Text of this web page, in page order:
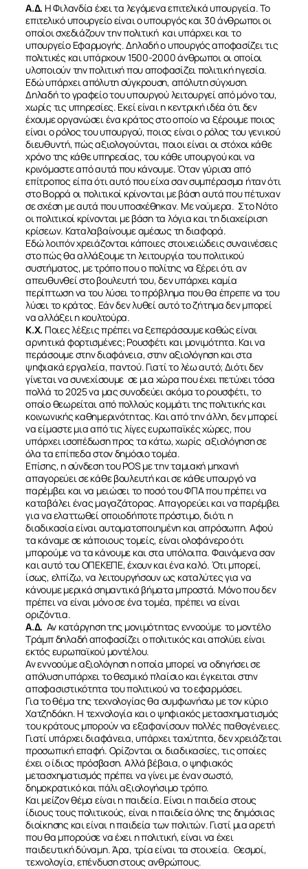
Α.Δ. Η Φιλανδία έχει τα λεγόμενα επιτελικά υπουργεία. Το
επιτελικό υπουργείο είναι ο υπουργός και 30 άνθρωποι οι
οποίοι σχεδιάζουν την πολιτική και υπάρχει και το
υπουργείο Εφαρμογής. Δηλαδή ο υπουργός αποφασίζει τις
πολιτικές και υπάρχουν 1500-2000 άνθρωποι οι οποίοι
υλοποιούν την πολιτική που αποφασίζει πολιτική ηγεσία.
Εδώ υπάρχει απόλυτη σύγκρουση, απόλυτη σύγχυση.
Δηλαδή το γραφείο του υπουργού λειτουργεί από μόνο του,
χωρίς τις υπηρεσίες. Εκεί είναι η κεντρική ιδέα ότι δεν
έχουμε οργανώσει ένα κράτος στο οποίο να ξέρουμε ποιος
είναι ο ρόλος του υπουργού, ποιος είναι ο ρόλος του γενικού
διευθυντή, πώς αξιολογούνται, ποιοι είναι οι στόχοι κάθε
χρόνο της κάθε υπηρεσίας, του κάθε υπουργού και να
κρινόμαστε από αυτά που κάνουμε. Όταν γύρισα από
επίτροπος είπα ότι αυτό που είχα σαν συμπέρασμα ήταν ότι
στο Βορρά οι πολιτικοί κρίνονται με βάση αυτά που πέτυχαν
σε σχέση με αυτά που υποσχέθηκαν. Με νούμερα. Στο Νότο
οι πολιτικοί κρίνονται με βάση τα λόγια και τη διαχείριση
κρίσεων. Καταλαβαίνουμε αμέσως τη διαφορά.
Εδώ λοιπόν χρειάζονται κάποιες στοιχειώδεις συναινέσεις
στο πώς θα αλλάξουμε τη λειτουργία του πολιτικού
συστήματος, με τρόπο που ο πολίτης να ξέρει ότι αν
απευθυνθεί στο βουλευτή του, δεν υπάρχει καμία
περίπτωση να του λύσει το πρόβλημα που θα έπρεπε να του
λύσει το κράτος. Εάν δεν λυθεί αυτό το ζήτημα δεν μπορεί
να αλλάξει η κουλτούρα.
Κ.Χ. Ποιες λέξεις πρέπει να ξεπεράσουμε καθώς είναι
αρνητικά φορτισμένες; Ρουσφέτι και μονιμότητα. Και να
περάσουμε στην διαφάνεια, στην αξιολόγηση και στα
ψηφιακά εργαλεία, παντού. Γιατί το λέω αυτό; Διότι δεν
γίνεται να συνεχίσουμε σε μια χώρα που έχει πετύχει τόσα
πολλά το 2025 να μας συνοδεύει ακόμα το ρουσφέτι, το
οποίο θεωρείται από πολλούς κομμάτι της πολιτικής και
κοινωνικής καθημερινότητας. Και από την άλλη, δεν μπορεί
να είμαστε μια από τις λίγες ευρωπαϊκές χώρες, που
υπάρχει ισοπέδωση προς τα κάτω, χωρίς αξιολόγηση σε
όλα τα επίπεδα στον δημόσιο τομέα.
Επίσης, η σύνδεση του POS με την ταμιακή μηχανή
απαγορεύει σε κάθε βουλευτή και σε κάθε υπουργό να
παρέμβει και να μειώσει το ποσό του ΦΠΑ που πρέπει να
καταβάλει ένας μαγαζάτορας. Απαγορεύει και να παρέμβει
για να ελαττωθεί οποιοδήποτε πρόστιμο, διότι η
διαδικασία είναι αυτοματοποιημένη και απρόσωπη. Αφού
τα κάναμε σε κάποιους τομείς, είναι ολοφάνερο ότι
μπορούμε να τα κάνουμε και στα υπόλοιπα. Φαινόμενα σαν
και αυτό του ΟΠΕΚΕΠΕ, έχουν και ένα καλό. Ότι μπορεί,
ίσως, ελπίζω, να λειτουργήσουν ως καταλύτες για να
κάνουμε μερικά σημαντικά βήματα μπροστά. Μόνο που δεν
πρέπει να είναι μόνο σε ένα τομέα, πρέπει να είναι
οριζόντια.
Α.Δ. Αν κατάργηση της μονιμότητας εννοούμε το μοντέλο
Τράμπ δηλαδή αποφασίζει ο πολιτικός και απολύει είναι
εκτός ευρωπαϊκού μοντέλου.
Αν εννοούμε αξιολόγηση η οποία μπορεί να οδηγήσει σε
απόλυση υπάρχει το θεσμικό πλαίσιο και έγκειται στην
αποφασιστικότητα του πολιτικού να το εφαρμόσει.
Για το θέμα της τεχνολογίας θα συμφωνήσω με τον κύριο
Χατζηδάκη. Η τεχνολογία και ο ψηφιακός μετασχηματισμός
του κράτους μπορούν να εξαφανίσουν πολλές παθογένειες.
Γιατί υπάρχει διαφάνεια, υπάρχει ταχύτητα, δεν χρειάζεται
προσωπική επαφή. Ορίζονται οι διαδικασίες, τις οποίες
έχει ο ίδιος πρόσβαση. Αλλά βέβαια, ο ψηφιακός
μετασχηματισμός πρέπει να γίνει με έναν σωστό,
δημοκρατικό και πάλι αξιολογήσιμο τρόπο.
Και μείζον θέμα είναι η παιδεία. Είναι η παιδεία στους
ίδιους τους πολιτικούς, είναι η παιδεία όλης της δημόσιας
διοίκησης και είναι η παιδεία των πολιτών. Γιατί μια αρετή
που θα μπορούσε να έχει η πολιτική, είναι να έχει
παιδευτική δύναμη. Άρα, τρία είναι τα στοιχεία. Θεσμοί,
τεχνολογία, επένδυση στους ανθρώπους.